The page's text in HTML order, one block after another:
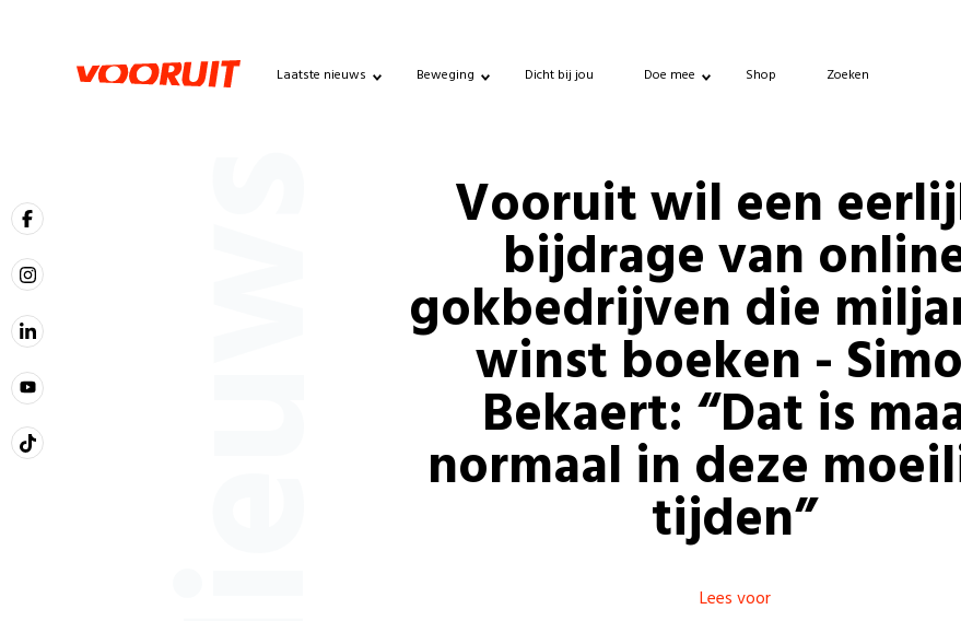
Laatste nieuws Beweging Dicht bij jou Doe mee Shop Zoeken
Vooruit wil een
bijdrage van
gokbedrijven die
winst boeken -
Bekaert: “Dat is
normaal in deze
tijden”
Lees voor